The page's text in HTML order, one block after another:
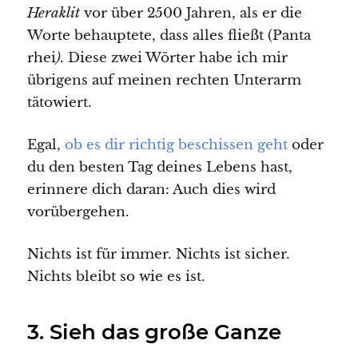
Heraklitvor über 2500 Jahren, als er die
Worte behauptete, dass alles fließt (Panta
rhei). Diese zwei Wörter habe ich mir
übrigens auf meinen rechten Unterarm
tätowiert.
Egal, ob es dir richtig beschissen gehtoder
du den besten Tag deines Lebens hast,
erinnere dich daran: Auch dies wird
vorübergehen.
Nichts ist für immer. Nichts ist sicher.
Nichts bleibt so wie es ist.
3. Sieh das große Ganze